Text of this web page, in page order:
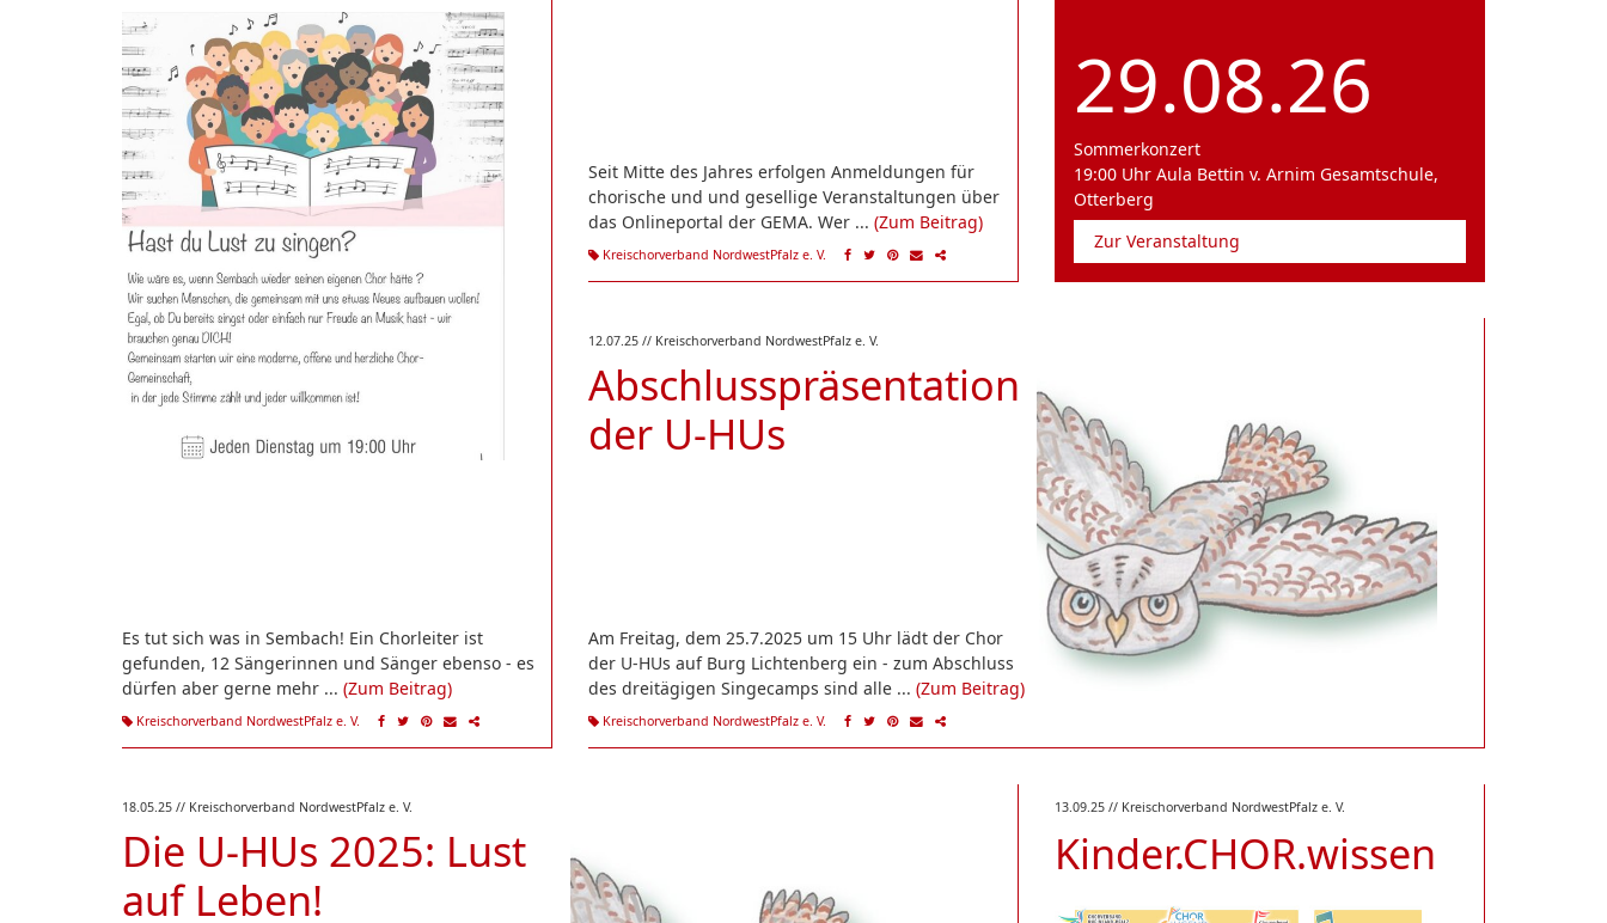
Es tut sich was in Sembach! Ein Chorleiter ist
gefunden, 12 Sängerinnen und Sänger ebenso - es
dürfen aber gerne mehr ... (Zum Beitrag)
Kreischorverband NordwestPfalz e. V.
Seit Mitte des Jahres erfolgen Anmeldungen für
chorische und und gesellige Veranstaltungen über
das Onlineportal der GEMA. Wer ... (Zum Beitrag)
Kreischorverband NordwestPfalz e. V.
29.08.26
Sommerkonzert
19:00 Uhr Aula Bettin v. Arnim Gesamtschule,
Otterberg
Zur Veranstaltung
12.07.25 // Kreischorverband NordwestPfalz e. V.
Abschlusspräsentation
der U-HUs
Am Freitag, dem 25.7.2025 um 15 Uhr lädt der Chor
der U-HUs auf Burg Lichtenberg ein - zum Abschluss
des dreitägigen Singecamps sind alle ... (Zum Beitrag)
Kreischorverband NordwestPfalz e. V.
18.05.25 // Kreischorverband NordwestPfalz e. V.
Die U-HUs 2025: Lust
auf Leben!
13.09.25 // Kreischorverband NordwestPfalz e. V.
Kinder.CHOR.wissen